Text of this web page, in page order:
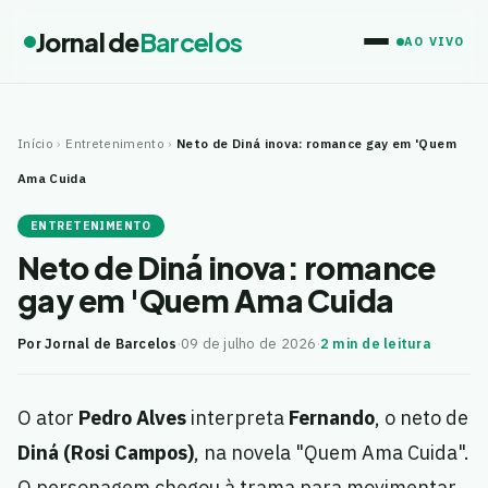
Jornal deBarcelos AO VIVO
Início › Entretenimento › Neto de Diná inova: romance gay em 'Quem
Ama Cuida
ENTRETENIMENTO
Neto de Diná inova: romance
gay em 'Quem Ama Cuida
Por Jornal de Barcelos·09 de julho de 2026·2 min de leitura
O ator Pedro Alves interpreta Fernando, o neto de
Diná (Rosi Campos), na novela "Quem Ama Cuida".